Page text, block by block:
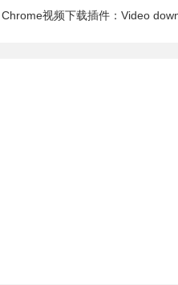
Chrome视频下载插件：Video